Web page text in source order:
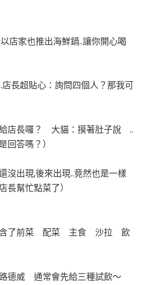
店家也推出海鮮鍋..讓你開心喝
長超貼心：詢問四個人？那我可
店長囉？ 大貓：摸著肚子說 ..
答嗎？）
沒出現,後來出現..竟然也是一樣
長幫忙點菜了）
了前菜 配菜 主食 沙拉 飲
德威 通常會先給三種試飲～